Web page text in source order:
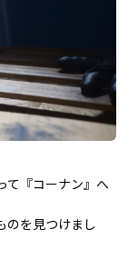
て『コーナン』へ
のを見つけまし